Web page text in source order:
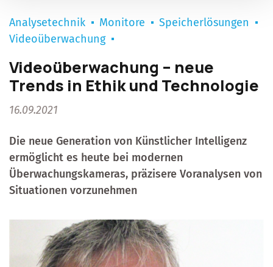
Analysetechnik Monitore
Speicherlösungen
Videoüberwachung
Videoüberwachung – neue
Trends in Ethik und Technologie
16.09.2021
Die neue Generation von Künstlicher Intelligenz
ermöglicht es heute bei modernen
Überwachungskameras, präzisere Voranalysen von
Situationen vorzunehmen